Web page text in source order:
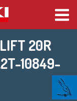
20R
10849-